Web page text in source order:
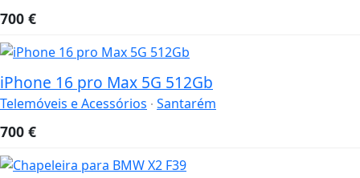
700 €
iPhone 16 pro Max 5G 512Gb
Telemóveis e Acessórios Santarém
700 €